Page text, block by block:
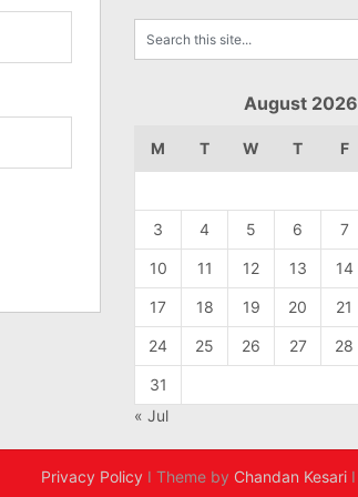
August 2026
M T W T F
3 4 5 6 7
10 11 12 13 14
17 18 19 20 21
24 25 26 27 28
31
« Jul
Privacy Policy I Theme by Chandan Kesari I